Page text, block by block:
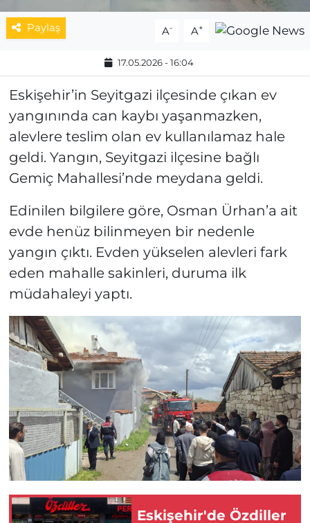
Paylaş A- A+
17.05.2026 - 16:04
Eskişehir’in Seyitgazi ilçesinde çıkan ev
yangınında can kaybı yaşanmazken,
alevlere teslim olan ev kullanılamaz hale
geldi. Yangın, Seyitgazi ilçesine bağlı
Gemiç Mahallesi’nde meydana geldi.
Edinilen bilgilere göre, Osman Ürhan’a ait
evde henüz bilinmeyen bir nedenle
yangın çıktı. Evden yükselen alevleri fark
eden mahalle sakinleri, duruma ilk
müdahaleyi yaptı.
Eskişehir'de Özdiller